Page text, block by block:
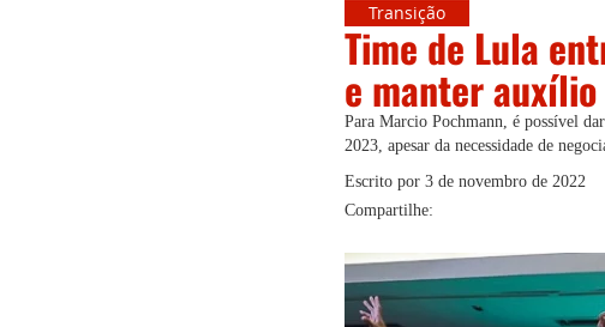
Transição
Time de Lula
e manter
Para Marcio Pochmann, é possível
2023, apesar da necessidade de
Escrito por 3 de novembro de 2022
Compartilhe: